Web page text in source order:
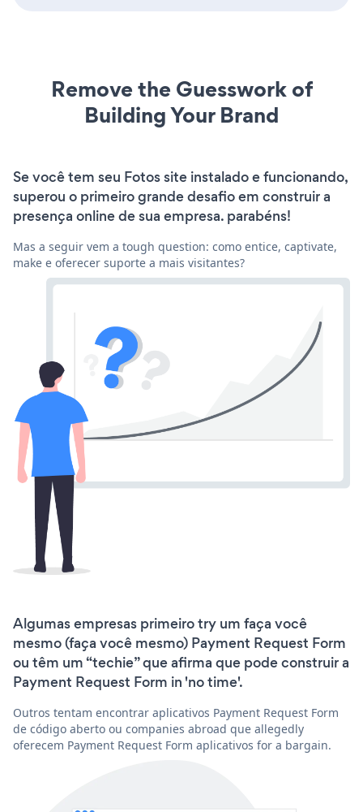
Remove the Guesswork of
Building Your Brand
Se você tem seu Fotos site instalado e funcionando,
superou o primeiro grande desafio em construir a
presença online de sua empresa. parabéns!
Mas a seguir vem a tough question: como entice, captivate,
make e oferecer suporte a mais visitantes?
Algumas empresas primeiro try um faça você
mesmo (faça você mesmo) Payment Request Form
ou têm um “techie” que afirma que pode construir a
Payment Request Form in 'no time'.
Outros tentam encontrar aplicativos Payment Request Form
de código aberto ou companies abroad que allegedly
oferecem Payment Request Form aplicativos for a bargain.